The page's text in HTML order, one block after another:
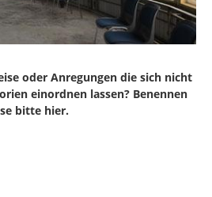
oder Anregungen die sich nicht
einordnen lassen? Benennen
bitte hier.